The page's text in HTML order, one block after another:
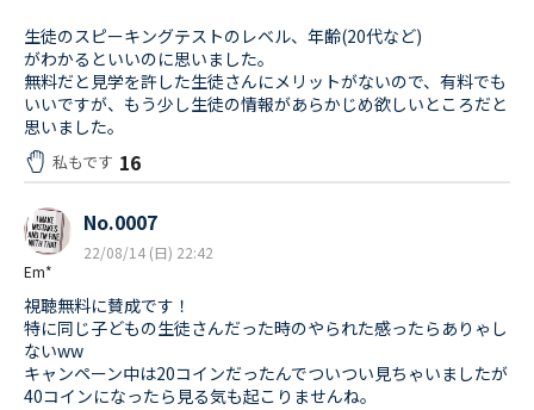
生徒のスピーキングテストのレベル、年齢(20代など)
がわかるといいのに思いました。
無料だと見学を許した生徒さんにメリットがないので、有料でも
いいですが、もう少し生徒の情報があらかじめ欲しいところだと
思いました。
私もです 16
Em*
No.0007
22/08/14 (日) 22:42
視聴無料に賛成です！
特に同じ子どもの生徒さんだった時のやられた感ったらありゃし
ないww
キャンペーン中は20コインだったんでついつい見ちゃいましたが
40コインになったら見る気も起こりませんね。